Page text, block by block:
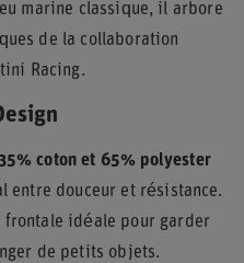
marine classique, il arbore
de la collaboration
Racing.
coton et 65% polyester
entre douceur et résistance.
frontale idéale pour garder
de petits objets.